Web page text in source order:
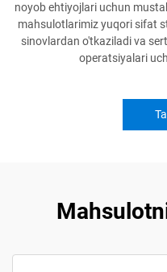
noyob ehtiyojlari uchun
mahsulotlarimiz yuqori sifat
sinovlardan o'tkaziladi va
operatsiyalari